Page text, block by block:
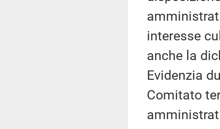
interesse
anche la
Evidenzia
Comitato